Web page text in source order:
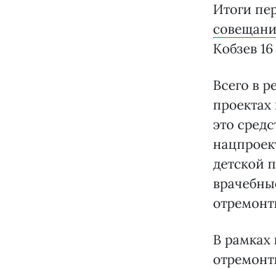
Итоги
Кобзев
Всего в
это
детской
В рамках